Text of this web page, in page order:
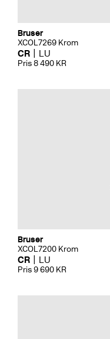
Bruser
XCOL7269 Krom
CR LU
Pris 8 490 KR
Bruser
XCOL7200 Krom
CR LU
Pris 9 690 KR